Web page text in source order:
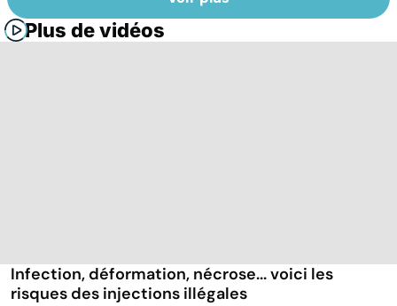
Plus de vidéos
Infection, déformation, nécrose... voici les
risques des injections illégales